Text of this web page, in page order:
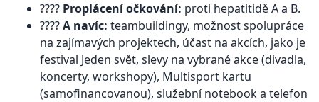
???? Proplácení očkování: proti hepatitidě A a B.
????A navíc: teambuildingy, možnost spolupráce
na zajímavých projektech, účast na akcích, jako je
festival Jeden svět, slevy na vybrané akce (divadla,
koncerty, workshopy), Multisport kartu
(samofinancovanou), služební notebook a telefon